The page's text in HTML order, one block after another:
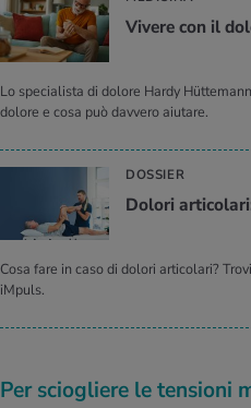
Vi­ve­re con il
Lo specialista di dolore Hardy
dolore e cosa può davvero aiutare.
DOSSIER
Do­lo­ri
Cosa fare in caso di dolori articolari?
iMpuls.
Per sciogliere le tensioni